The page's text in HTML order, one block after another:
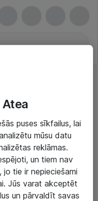
puses sīkfailus, lai
mūsu datu
reklāmas.
un tiem nav
jo tie ir nepieciešami
Jūs varat akceptēt
un pārvaldīt savas